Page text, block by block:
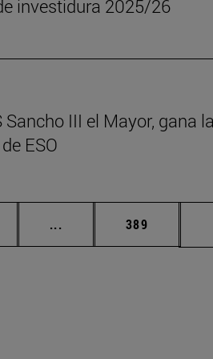
investidura 2025/26
III el Mayor, gana
ESO
... Páginas intermedias
Página
389